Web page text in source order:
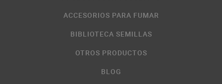
ACCESORIOS PARA FUMAR
BIBLIOTECA SEMILLAS
OTROS PRODUCTOS
BLOG